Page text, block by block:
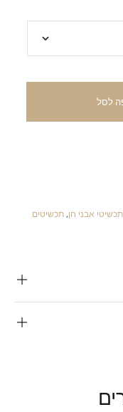
לסל
תכשיטי אבני חן,תכשיטים